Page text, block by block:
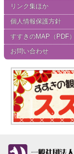
リンク集ほか
個人情報保護方針
すすきのMAP（PDF）
お問い合わせ